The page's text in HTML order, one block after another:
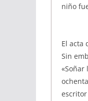
niño
El acta
Sin
«Soñar